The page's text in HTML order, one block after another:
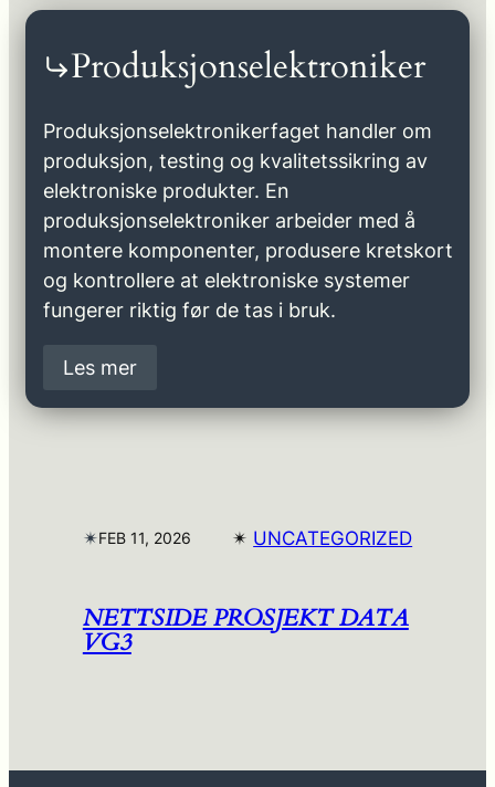
Produksjonselektroniker
Produksjonselektronikerfaget handler om
produksjon, testing og kvalitetssikring av
elektroniske produkter. En
produksjonselektroniker arbeider med å
montere komponenter, produsere kretskort
og kontrollere at elektroniske systemer
fungerer riktig før de tas i bruk.
Les mer
✴︎FEB 11, 2026 ✴︎ UNCATEGORIZED
NETTSIDE PROSJEKT DATA
VG3